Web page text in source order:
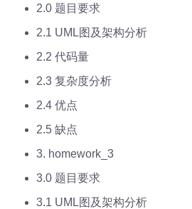
2.0 题目要求
2.1 UML图及架构分析
2.2 代码量
2.3 复杂度分析
2.4 优点
2.5 缺点
3. homework_3
3.0 题目要求
3.1 UML图及架构分析